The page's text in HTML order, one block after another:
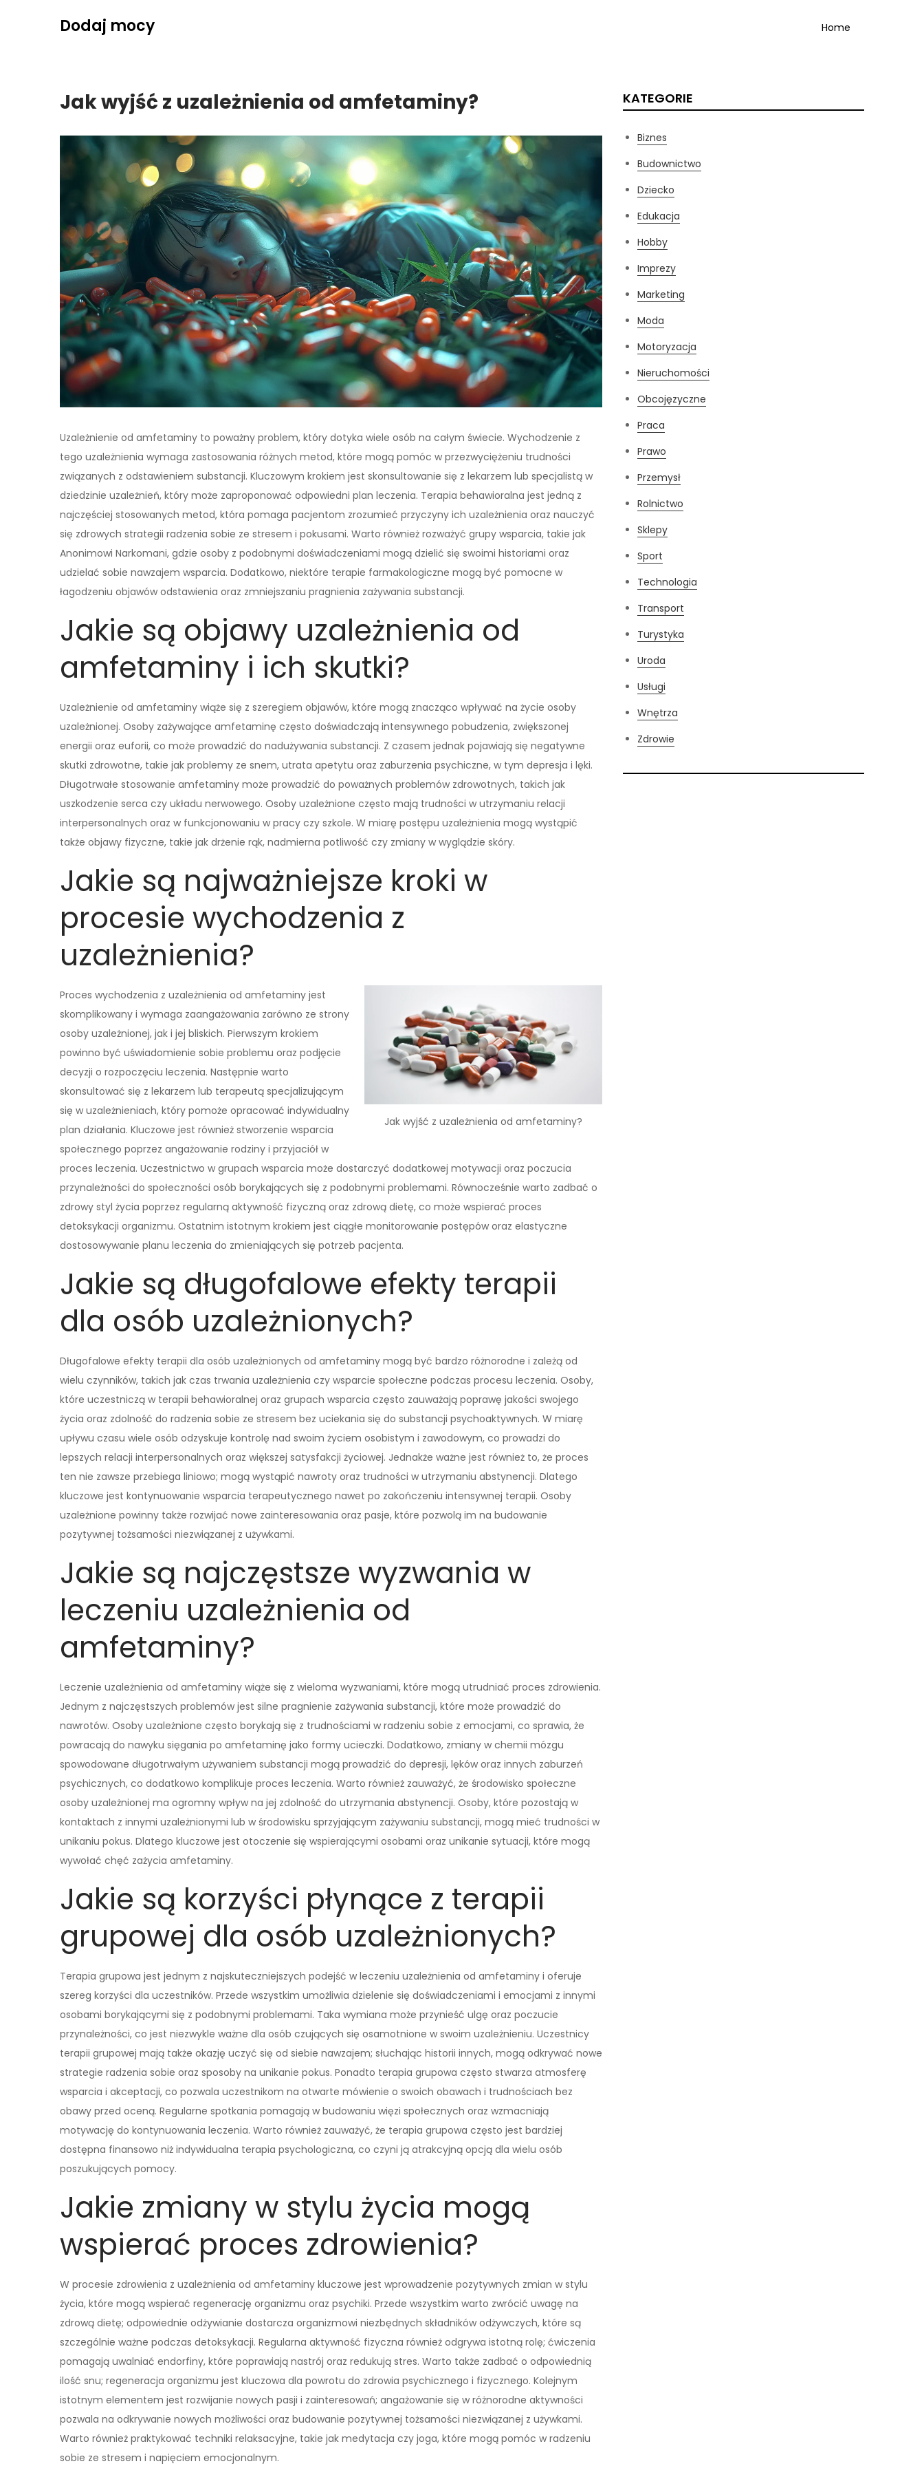
Dodaj mocy Home
Jak wyjść z uzależnienia od amfetaminy?
Uzależnienie od amfetaminy to poważny problem, który dotyka wiele osób na całym świecie. Wychodzenie z
tego uzależnienia wymaga zastosowania różnych metod, które mogą pomóc w przezwyciężeniu trudności
związanych z odstawieniem substancji. Kluczowym krokiem jest skonsultowanie się z lekarzem lub specjalistą w
dziedzinie uzależnień, który może zaproponować odpowiedni plan leczenia. Terapia behawioralna jest jedną z
najczęściej stosowanych metod, która pomaga pacjentom zrozumieć przyczyny ich uzależnienia oraz nauczyć
się zdrowych strategii radzenia sobie ze stresem i pokusami. Warto również rozważyć grupy wsparcia, takie jak
Anonimowi Narkomani, gdzie osoby z podobnymi doświadczeniami mogą dzielić się swoimi historiami oraz
udzielać sobie nawzajem wsparcia. Dodatkowo, niektóre terapie farmakologiczne mogą być pomocne w
łagodzeniu objawów odstawienia oraz zmniejszaniu pragnienia zażywania substancji.
Jakie są objawy uzależnienia od
amfetaminy i ich skutki?
Uzależnienie od amfetaminy wiąże się z szeregiem objawów, które mogą znacząco wpływać na życie osoby
uzależnionej. Osoby zażywające amfetaminę często doświadczają intensywnego pobudzenia, zwiększonej
energii oraz euforii, co może prowadzić do nadużywania substancji. Z czasem jednak pojawiają się negatywne
skutki zdrowotne, takie jak problemy ze snem, utrata apetytu oraz zaburzenia psychiczne, w tym depresja i lęki.
Długotrwałe stosowanie amfetaminy może prowadzić do poważnych problemów zdrowotnych, takich jak
uszkodzenie serca czy układu nerwowego. Osoby uzależnione często mają trudności w utrzymaniu relacji
interpersonalnych oraz w funkcjonowaniu w pracy czy szkole. W miarę postępu uzależnienia mogą wystąpić
także objawy fizyczne, takie jak drżenie rąk, nadmierna potliwość czy zmiany w wyglądzie skóry.
Jakie są najważniejsze kroki w
procesie wychodzenia z
uzależnienia?
Jak wyjść z uzależnienia od amfetaminy?
Proces wychodzenia z uzależnienia od amfetaminy jest
skomplikowany i wymaga zaangażowania zarówno ze strony
osoby uzależnionej, jak i jej bliskich. Pierwszym krokiem
powinno być uświadomienie sobie problemu oraz podjęcie
decyzji o rozpoczęciu leczenia. Następnie warto
skonsultować się z lekarzem lub terapeutą specjalizującym
się w uzależnieniach, który pomoże opracować indywidualny
plan działania. Kluczowe jest również stworzenie wsparcia
społecznego poprzez angażowanie rodziny i przyjaciół w
proces leczenia. Uczestnictwo w grupach wsparcia może dostarczyć dodatkowej motywacji oraz poczucia
przynależności do społeczności osób borykających się z podobnymi problemami. Równocześnie warto zadbać o
zdrowy styl życia poprzez regularną aktywność fizyczną oraz zdrową dietę, co może wspierać proces
detoksykacji organizmu. Ostatnim istotnym krokiem jest ciągłe monitorowanie postępów oraz elastyczne
dostosowywanie planu leczenia do zmieniających się potrzeb pacjenta.
Jakie są długofalowe efekty terapii
dla osób uzależnionych?
Długofalowe efekty terapii dla osób uzależnionych od amfetaminy mogą być bardzo różnorodne i zależą od
wielu czynników, takich jak czas trwania uzależnienia czy wsparcie społeczne podczas procesu leczenia. Osoby,
które uczestniczą w terapii behawioralnej oraz grupach wsparcia często zauważają poprawę jakości swojego
życia oraz zdolność do radzenia sobie ze stresem bez uciekania się do substancji psychoaktywnych. W miarę
upływu czasu wiele osób odzyskuje kontrolę nad swoim życiem osobistym i zawodowym, co prowadzi do
lepszych relacji interpersonalnych oraz większej satysfakcji życiowej. Jednakże ważne jest również to, że proces
ten nie zawsze przebiega liniowo; mogą wystąpić nawroty oraz trudności w utrzymaniu abstynencji. Dlatego
kluczowe jest kontynuowanie wsparcia terapeutycznego nawet po zakończeniu intensywnej terapii. Osoby
uzależnione powinny także rozwijać nowe zainteresowania oraz pasje, które pozwolą im na budowanie
pozytywnej tożsamości niezwiązanej z używkami.
Jakie są najczęstsze wyzwania w
leczeniu uzależnienia od
amfetaminy?
Leczenie uzależnienia od amfetaminy wiąże się z wieloma wyzwaniami, które mogą utrudniać proces zdrowienia.
Jednym z najczęstszych problemów jest silne pragnienie zażywania substancji, które może prowadzić do
nawrotów. Osoby uzależnione często borykają się z trudnościami w radzeniu sobie z emocjami, co sprawia, że
powracają do nawyku sięgania po amfetaminę jako formy ucieczki. Dodatkowo, zmiany w chemii mózgu
spowodowane długotrwałym używaniem substancji mogą prowadzić do depresji, lęków oraz innych zaburzeń
psychicznych, co dodatkowo komplikuje proces leczenia. Warto również zauważyć, że środowisko społeczne
osoby uzależnionej ma ogromny wpływ na jej zdolność do utrzymania abstynencji. Osoby, które pozostają w
kontaktach z innymi uzależnionymi lub w środowisku sprzyjającym zażywaniu substancji, mogą mieć trudności w
unikaniu pokus. Dlatego kluczowe jest otoczenie się wspierającymi osobami oraz unikanie sytuacji, które mogą
wywołać chęć zażycia amfetaminy.
Jakie są korzyści płynące z terapii
grupowej dla osób uzależnionych?
Terapia grupowa jest jednym z najskuteczniejszych podejść w leczeniu uzależnienia od amfetaminy i oferuje
szereg korzyści dla uczestników. Przede wszystkim umożliwia dzielenie się doświadczeniami i emocjami z innymi
osobami borykającymi się z podobnymi problemami. Taka wymiana może przynieść ulgę oraz poczucie
przynależności, co jest niezwykle ważne dla osób czujących się osamotnione w swoim uzależnieniu. Uczestnicy
terapii grupowej mają także okazję uczyć się od siebie nawzajem; słuchając historii innych, mogą odkrywać nowe
strategie radzenia sobie oraz sposoby na unikanie pokus. Ponadto terapia grupowa często stwarza atmosferę
wsparcia i akceptacji, co pozwala uczestnikom na otwarte mówienie o swoich obawach i trudnościach bez
obawy przed oceną. Regularne spotkania pomagają w budowaniu więzi społecznych oraz wzmacniają
motywację do kontynuowania leczenia. Warto również zauważyć, że terapia grupowa często jest bardziej
dostępna finansowo niż indywidualna terapia psychologiczna, co czyni ją atrakcyjną opcją dla wielu osób
poszukujących pomocy.
Jakie zmiany w stylu życia mogą
wspierać proces zdrowienia?
W procesie zdrowienia z uzależnienia od amfetaminy kluczowe jest wprowadzenie pozytywnych zmian w stylu
życia, które mogą wspierać regenerację organizmu oraz psychiki. Przede wszystkim warto zwrócić uwagę na
zdrową dietę; odpowiednie odżywianie dostarcza organizmowi niezbędnych składników odżywczych, które są
szczególnie ważne podczas detoksykacji. Regularna aktywność fizyczna również odgrywa istotną rolę; ćwiczenia
pomagają uwalniać endorfiny, które poprawiają nastrój oraz redukują stres. Warto także zadbać o odpowiednią
ilość snu; regeneracja organizmu jest kluczowa dla powrotu do zdrowia psychicznego i fizycznego. Kolejnym
istotnym elementem jest rozwijanie nowych pasji i zainteresowań; angażowanie się w różnorodne aktywności
pozwala na odkrywanie nowych możliwości oraz budowanie pozytywnej tożsamości niezwiązanej z używkami.
Warto również praktykować techniki relaksacyjne, takie jak medytacja czy joga, które mogą pomóc w radzeniu
sobie ze stresem i napięciem emocjonalnym.
KATEGORIE
Biznes
Budownictwo
Dziecko
Edukacja
Hobby
Imprezy
Marketing
Moda
Motoryzacja
Nieruchomości
Obcojęzyczne
Praca
Prawo
Przemysł
Rolnictwo
Sklepy
Sport
Technologia
Transport
Turystyka
Uroda
Usługi
Wnętrza
Zdrowie